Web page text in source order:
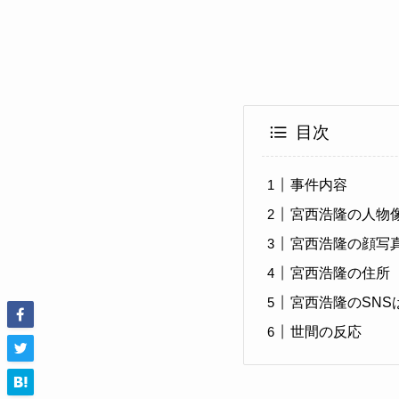
目次
事件内容
宮西浩隆の人物
宮西浩隆の顔写
宮西浩隆の住所
宮西浩隆のSNS
世間の反応